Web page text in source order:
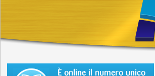
È online il numero unico